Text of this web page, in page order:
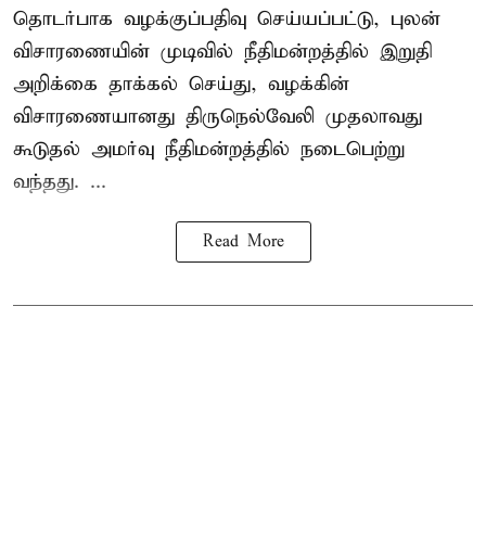
தொடர்பாக வழக்குப்பதிவு செய்யப்பட்டு, புலன்
விசாரணையின் முடிவில் நீதிமன்றத்தில் இறுதி
அறிக்கை தாக்கல் செய்து, வழக்கின்
விசாரணையானது திருநெல்வேலி முதலாவது
கூடுதல் அமர்வு நீதிமன்றத்தில் நடைபெற்று
வந்தது. ...
Read More